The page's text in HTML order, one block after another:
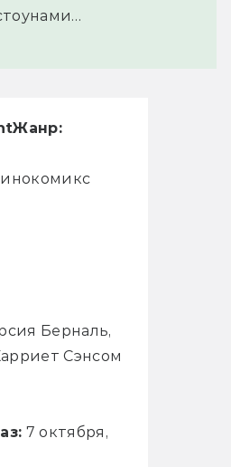
Жанр:
Берналь,
Сэнсом
7 октября,